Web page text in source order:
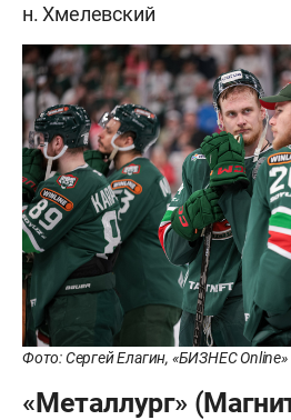
н. Хмелевский
Фото: Сергей Елагин, «БИЗНЕС Online»
«Металлург»